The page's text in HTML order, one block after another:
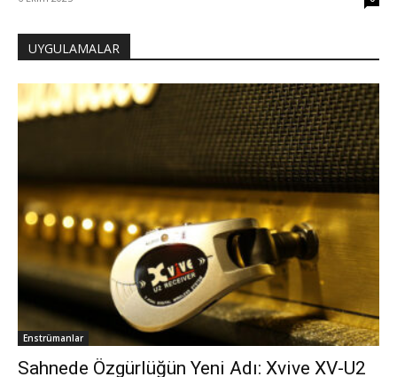
UYGULAMALAR
Enstrümanlar
Sahnede Özgürlüğün Yeni Adı: Xvive XV-U2